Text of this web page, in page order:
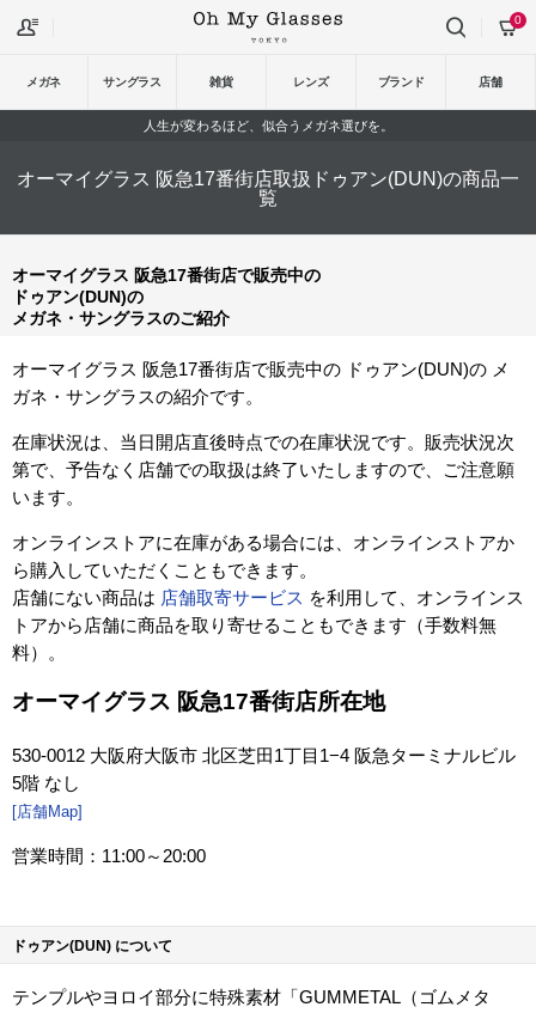
メガネ サングラス 雑貨 レンズ ブランド 店舗
0
人生が変わるほど、似合うメガネ選びを。
オーマイグラス 阪急17番街店取扱ドゥアン(DUN)の商品一
覧
オーマイグラス 阪急17番街店で販売中の
ドゥアン(DUN)の
メガネ・サングラスのご紹介
オーマイグラス 阪急17番街店で販売中の ドゥアン(DUN)の メ
ガネ・サングラスの紹介です。
在庫状況は、当日開店直後時点での在庫状況です。販売状況次
第で、予告なく店舗での取扱は終了いたしますので、ご注意願
います。
オンラインストアに在庫がある場合には、オンラインストアか
ら購入していただくこともできます。
店舗にない商品は 店舗取寄サービス を利用して、オンラインス
トアから店舗に商品を取り寄せることもできます（手数料無
料）。
オーマイグラス 阪急17番街店所在地
530-0012 大阪府大阪市 北区芝田1丁目1−4 阪急ターミナルビル
5階 なし
[店舗Map]
営業時間：11:00～20:00
ドゥアン(DUN) について
テンプルやヨロイ部分に特殊素材「GUMMETAL（ゴムメタ